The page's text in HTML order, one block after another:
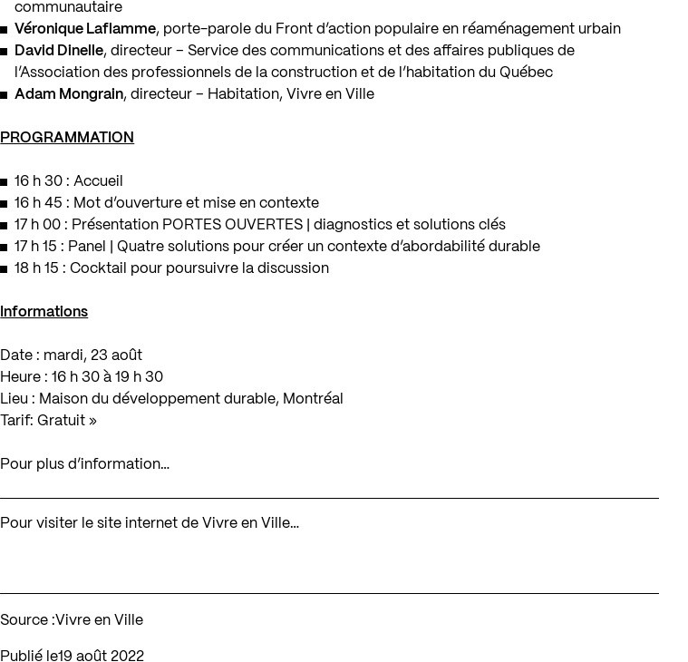
communautaire
Véronique Laflamme, porte-parole du Front d’action populaire en réaménagement urbain
David Dinelle, directeur – Service des communications et des affaires publiques de
l’Association des professionnels de la construction et de l’habitation du Québec
Adam Mongrain, directeur – Habitation, Vivre en Ville
PROGRAMMATION
16 h 30 : Accueil
16 h 45 : Mot d’ouverture et mise en contexte
17 h 00 : Présentation PORTES OUVERTES | diagnostics et solutions clés
17 h 15 : Panel | Quatre solutions pour créer un contexte d’abordabilité durable
18 h 15 : Cocktail pour poursuivre la discussion
Informations
Date : mardi, 23 août
Heure : 16 h 30 à 19 h 30
Lieu : Maison du développement durable, Montréal
Tarif: Gratuit »
Pour plus d’information…
Pour visiter le site internet de Vivre en Ville…
Source :Vivre en Ville
Publié le 19 août 2022